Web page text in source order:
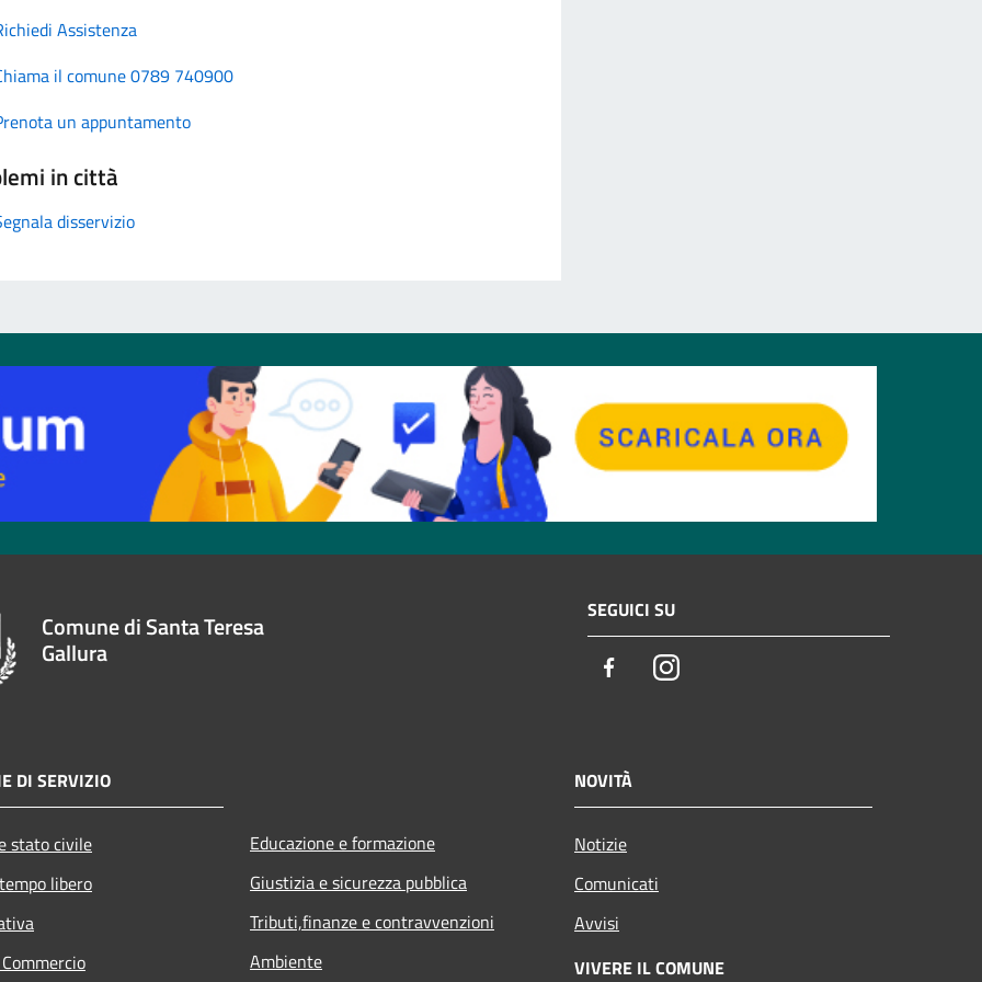
Assistenza
il comune 0789 740900
un appuntamento
in città
disservizio
Comune di Santa Teresa
Gallura
SEGUICI SU
FacebookInstagram
DI SERVIZIO
stato civile
libero
Educazione e formazione
Giustizia e sicurezza pubblica
Tributi,finanze e contravvenzioni
Ambiente
NOVITÀ
Notizie
Comunicati
Avvisi
VIVERE IL COMUNE